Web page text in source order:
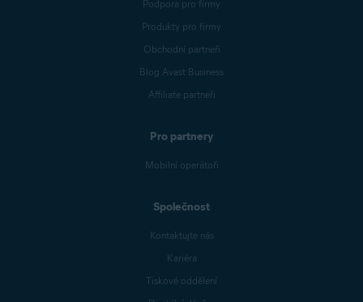
Podpora pro firmy
Produkty pro firmy
Obchodní partneři
Blog Avast Business
Affiliate partneři
Pro partnery
Mobilní operátoři
Společnost
Kontaktujte nás
Kariéra
Tiskové oddělení